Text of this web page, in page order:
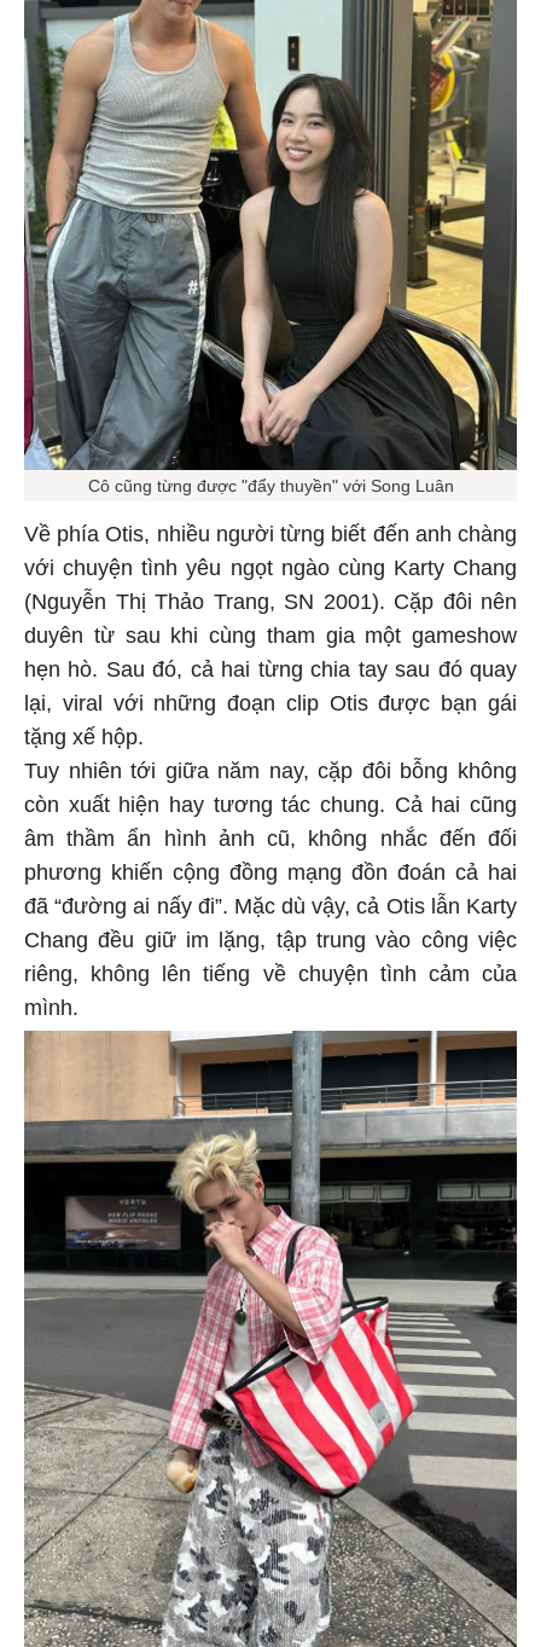
Cô cũng từng được "đẩy thuyền" với Song Luân
Về phía Otis, nhiều người từng biết đến anh chàng
với chuyện tình yêu ngọt ngào cùng Karty Chang
(Nguyễn Thị Thảo Trang, SN 2001). Cặp đôi nên
duyên từ sau khi cùng tham gia một gameshow
hẹn hò. Sau đó, cả hai từng chia tay sau đó quay
lại, viral với những đoạn clip Otis được bạn gái
tặng xế hộp.
Tuy nhiên tới giữa năm nay, cặp đôi bỗng không
còn xuất hiện hay tương tác chung. Cả hai cũng
âm thầm ẩn hình ảnh cũ, không nhắc đến đối
phương khiến cộng đồng mạng đồn đoán cả hai
đã “đường ai nấy đi”. Mặc dù vậy, cả Otis lẫn Karty
Chang đều giữ im lặng, tập trung vào công việc
riêng, không lên tiếng về chuyện tình cảm của
mình.